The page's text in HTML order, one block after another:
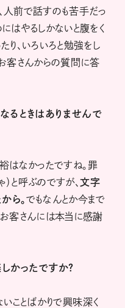
人前で話すのも苦手だっ
はやるしかないと腹をく
り、いろいろと勉強をし
客さんからの質問に答
るときはありませんで
はなかったですね。罪
と呼ぶのですが、文字
ら。 でもなんとか今まで
お客さんには本当に感謝
かったですか？
いことばかりで興味深く